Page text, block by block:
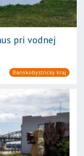
pri vodnej
Banskobystrický kraj